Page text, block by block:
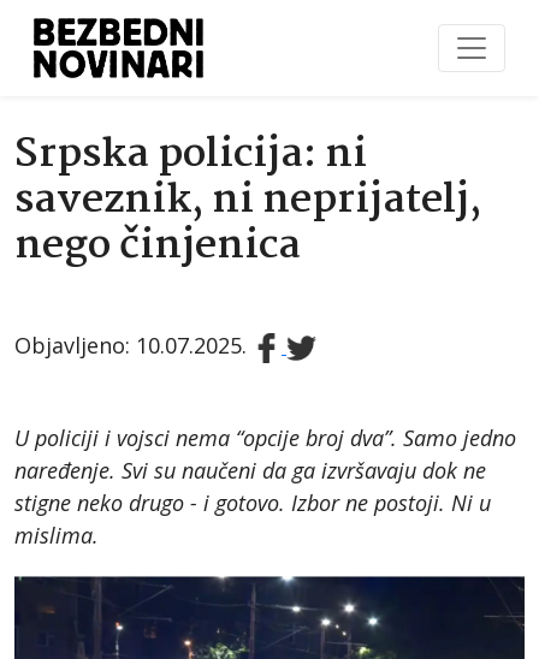
Srpska policija: ni
saveznik, ni neprijatelj,
nego činjenica
Objavljeno: 10.07.2025.
U policiji i vojsci nema “opcije broj dva”. Samo jedno
naređenje. Svi su naučeni da ga izvršavaju dok ne
stigne neko drugo - i gotovo. Izbor ne postoji. Ni u
mislima.